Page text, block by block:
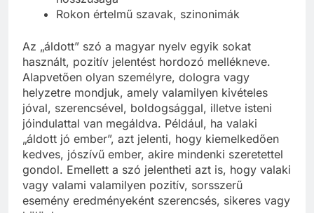
Rokon értelmű szavak, szinonimák
Az „áldott” szó a magyar nyelv egyik sokat
használt, pozitív jelentést hordozó mellékneve.
Alapvetően olyan személyre, dologra vagy
helyzetre mondjuk, amely valamilyen kivételes
jóval, szerencsével, boldogsággal, illetve isteni
jóindulattal van megáldva. Például, ha valaki
„áldott jó ember”, azt jelenti, hogy kiemelkedően
kedves, jószívű ember, akire mindenki szeretettel
gondol. Emellett a szó jelentheti azt is, hogy valaki
vagy valami valamilyen pozitív, sorsszerű
esemény eredményeként szerencsés, sikeres vagy